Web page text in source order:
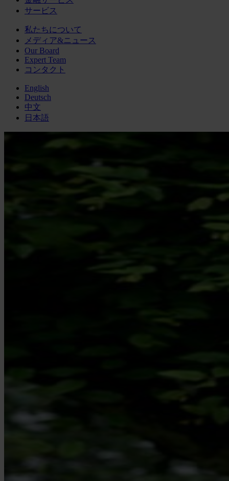
サービス
私たちについて
メディア&ニュース
Our Board
Expert Team
コンタクト
English
Deutsch
中文
日本語